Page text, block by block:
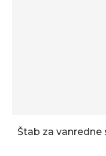
Štab za vanredne